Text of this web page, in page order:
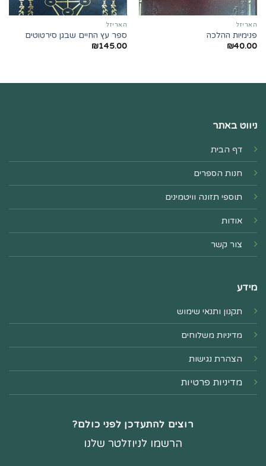
האריזל
פנימיות ההלכה
₪40.00
האריזל
ספר עץ החיים שבגן סירטוטים
₪145.00
ניווט באתר
דף הבית
חנות הספרים
תוספי תזונה וויטמינים
אודות
צור קשר
מידע
תקנון ותנאי שימוש
מדיניות משלוחים
הצהרת נגישות
מדיניות פרטיות
רוצים להתעדכן לפני כולם?
הרשמו לניוזלטר שלנו